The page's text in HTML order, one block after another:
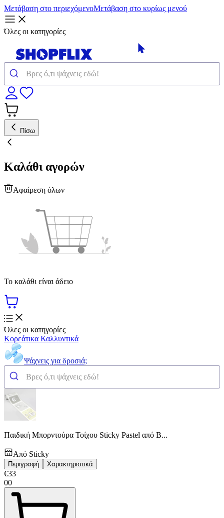
Μετάβαση στο περιεχόμενοΜετάβαση στο κυρίως μενού
Όλες οι κατηγορίες
Πίσω
Καλάθι αγορών
Αφαίρεση όλων
Το καλάθι είναι άδειο
Όλες οι κατηγορίες
Κορεάτικα Καλλυντικά
Ψάχνεις για δροσιά;
Παιδική Μπορντούρα Τοίχου Sticky Pastel από Β...
Από Sticky
Περιγραφή Χαρακτηριστικά
€33
00